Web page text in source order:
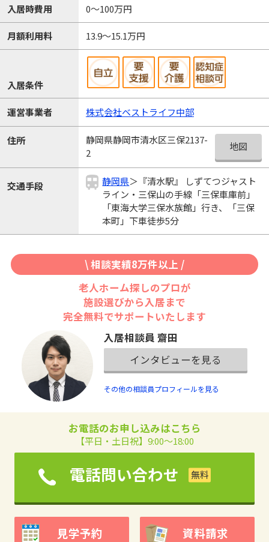
入居時費用 0～100万円
月額利用料 13.9～15.1万円
入居条件
運営事業者 株式会社ベストライフ中部
住所
静岡県静岡市清水区三保2137-
2
地図
交通手段 静岡県＞『清水駅』 しずてつジャスト
ライン・三保山の手線「三保車庫前」
「東海大学三保水族館」行き、「三保
本町」下車徒歩5分
\ 相談実績8万件以上 /
老人ホーム探しのプロが
施設選びから入居まで
完全無料でサポートいたします
入居相談員 齋田
インタビューを見る
その他の相談員プロフィールを見る
お電話のお申し込みはこちら
【平日・土日祝】9:00～18:00
電話問い合わせ
見学予約 資料請求